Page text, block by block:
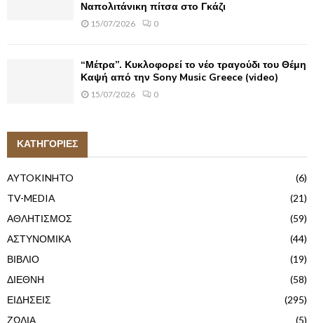
Ναπολιτάνικη πίτσα στο Γκάζι
15/07/2026 0
“Μέτρα”. Κυκλοφορεί το νέο τραγούδι του Θέμη
Καψή από την Sony Music Greece (video)
15/07/2026 0
ΚΑΤΗΓΟΡΙΕΣ
AYTOKINHTO
(6)
TV-MEDIA
(21)
ΑΘΛΗΤΙΣΜΟΣ
(59)
ΑΣΤΥΝΟΜΙΚΑ
(44)
ΒΙΒΛΙΟ
(19)
ΔΙΕΘΝΗ
(58)
ΕΙΔΗΣΕΙΣ
(295)
ΖΩΔΙΑ
(5)